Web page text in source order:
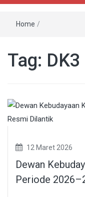
Home /
Tag:
12 Maret 2026
Dewan
Periode